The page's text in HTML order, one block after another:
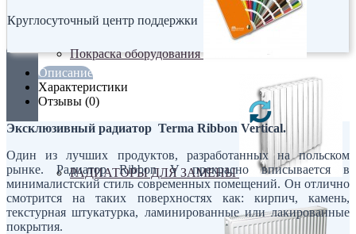
Покраска оборудования
РАДИАТОРЫ ДЛЯ ЗАМЕНЫ
Круглосуточный центр поддержки
Описание
Характеристики
Отзывы (0)
Эксклюзивный радиатор Terma Ribbon Vertical.
Один из лучших продуктов, разработанных на польском
рынке. Радиатор Ribbon V прекрасно вписывается в
минималистский стиль современных помещений. Он отлично
смотрится на таких поверхностях как: кирпич, камень,
текстурная штукатурка, ламинированные или лакированные
покрытия.